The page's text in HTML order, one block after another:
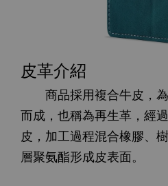
皮革介紹
商品採用複合牛皮，為
而成，也稱為再生革，經
皮，加工過程混合橡膠、
層聚氨酯形成皮表面。